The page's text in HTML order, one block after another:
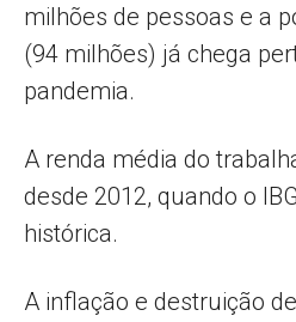
milhões de pessoas e a
(94 milhões) já chega
pandemia.
A renda média do
desde 2012, quando o
histórica.
A inflação e destruição